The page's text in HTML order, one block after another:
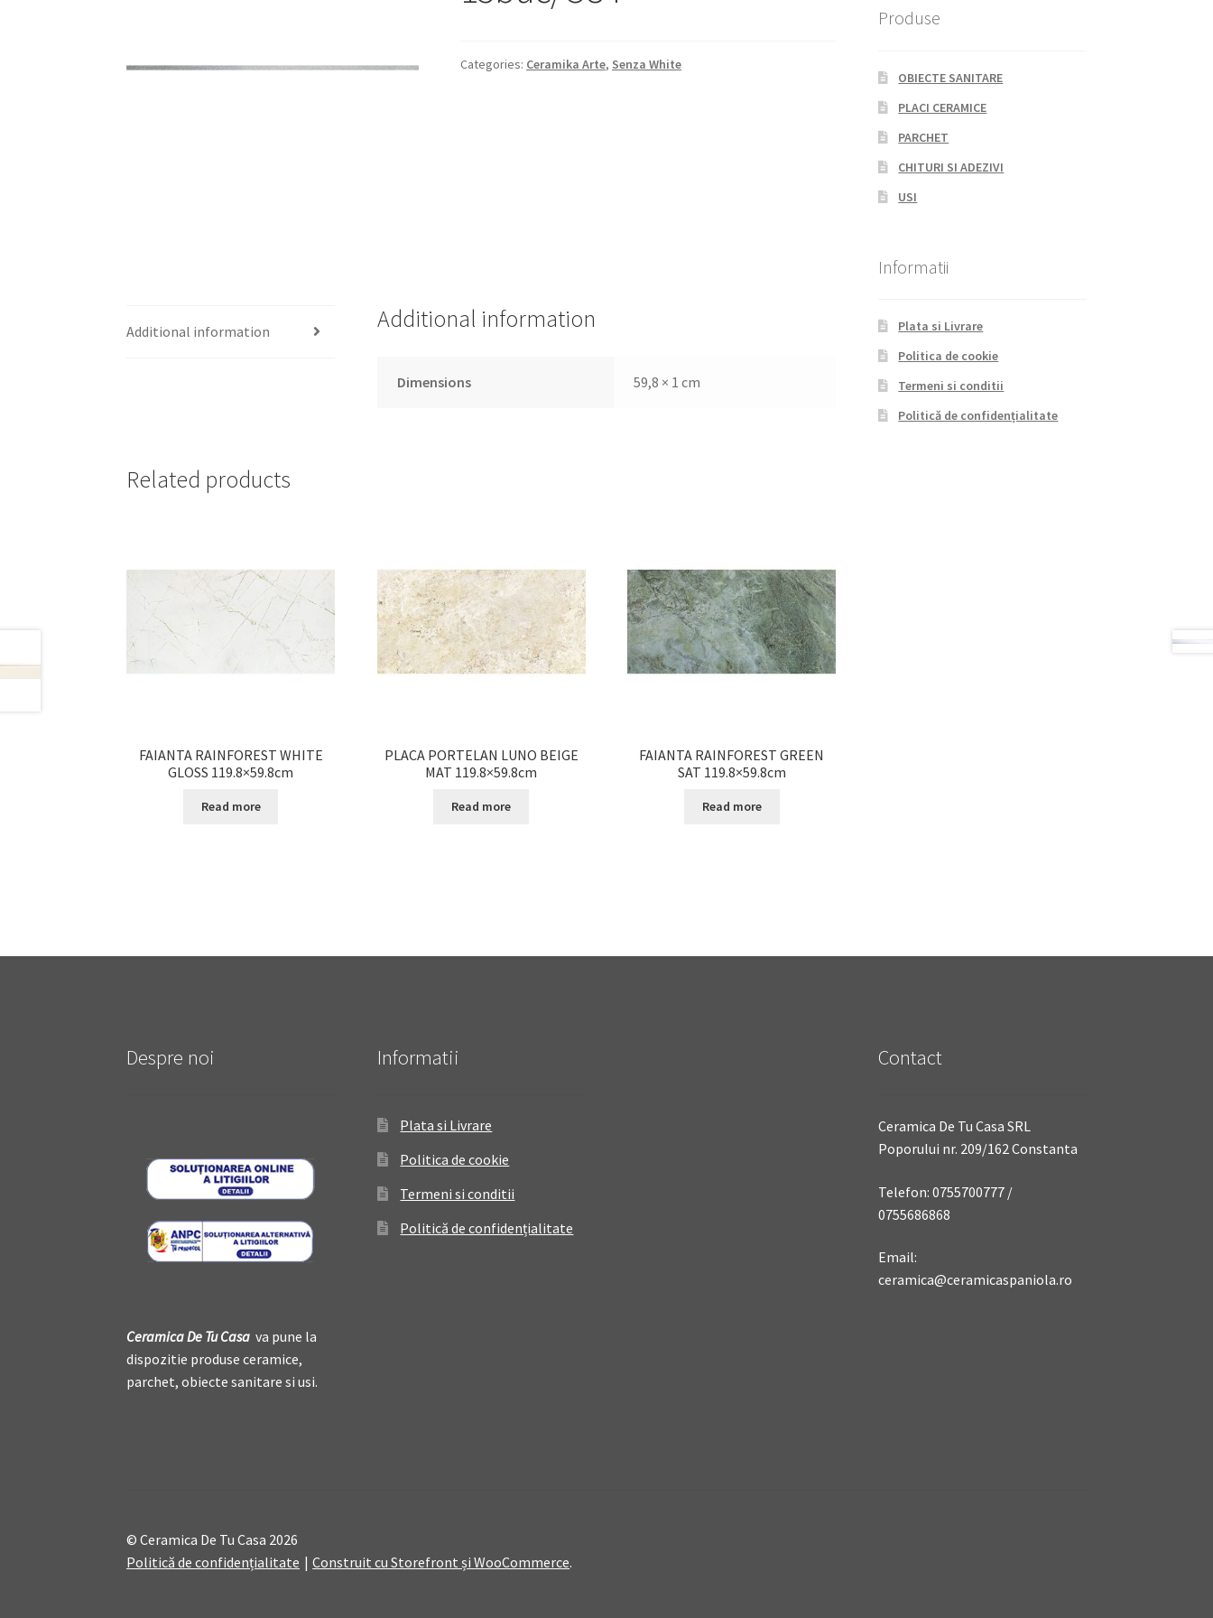
Categories: Ceramika Arte, Senza White
Additional information Additional information
Dimensions 59,8 × 1 cm
Related products
FAIANTA RAINFOREST WHITE
GLOSS 119.8×59.8cm
Read more
PLACA PORTELAN LUNO BEIGE
MAT 119.8×59.8cm
Read more
FAIANTA RAINFOREST GREEN
SAT 119.8×59.8cm
Read more
Produse
OBIECTE SANITARE
PLACI CERAMICE
PARCHET
CHITURI SI ADEZIVI
USI
Informatii
Plata si Livrare
Politica de cookie
Termeni si conditii
Politică de confidențialitate
Despre noi
Ceramica De Tu Casa va pune la
dispozitie produse ceramice,
parchet, obiecte sanitare si usi.
Informatii
Plata si Livrare
Politica de cookie
Termeni si conditii
Politică de confidențialitate
Contact
Ceramica De Tu Casa SRL
Poporului nr. 209/162 Constanta
Telefon: 0755700777 /
0755686868
Email:
ceramica@ceramicaspaniola.ro
© Ceramica De Tu Casa 2026
Politică de confidențialitate
Construit cu Storefront și WooCommerce.